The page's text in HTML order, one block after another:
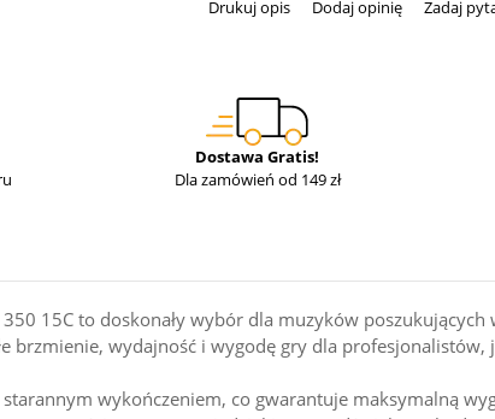
Drukuj opis Dodaj opinię Zadaj
Dostawa Gratis!
Dla zamówień od 149 zł
15C to doskonały wybór dla muzyków
brzmienie, wydajność i wygodę gry dla profesjonalistów,
wykończeniem, co gwarantuje maksymalną